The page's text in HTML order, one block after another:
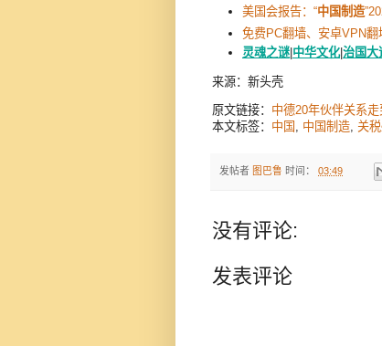
美国会报告：“中国制造
免费PC翻墙、安卓VPN翻
灵魂之谜 中华文化|治国大
来源：新头壳
原文链接： 中德20年伙伴关系
本文标签： 中国 中国制造 关
发帖者 图巴鲁 时间： 03:49
没有评论:
发表评论